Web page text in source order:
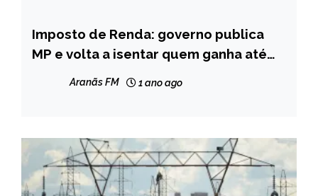
BRASIL
NOTÍCIAS
Imposto de Renda: governo publica
MP e volta a isentar quem ganha até
Aranãs FM 1 ano ago